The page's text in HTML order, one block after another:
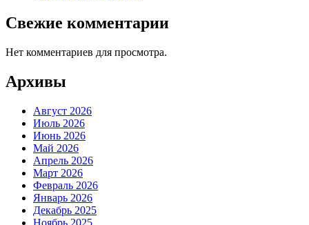
Свежие комментарии
Нет комментариев для просмотра.
Архивы
Август 2026
Июль 2026
Июнь 2026
Май 2026
Апрель 2026
Март 2026
Февраль 2026
Январь 2026
Декабрь 2025
Ноябрь 2025